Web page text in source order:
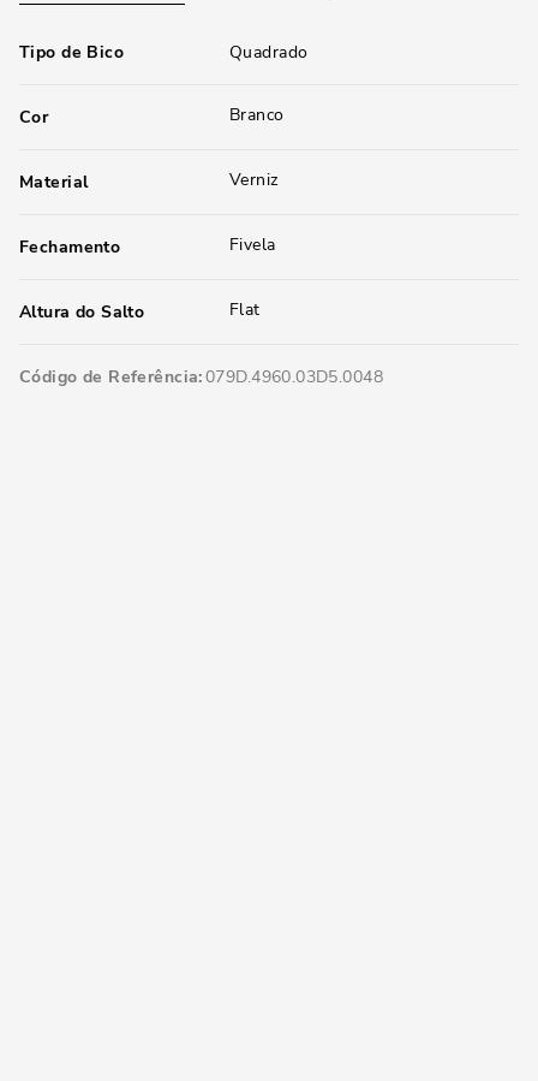
Tipo de Bico Quadrado
Cor Branco
Material Verniz
Fechamento Fivela
Altura do Salto Flat
Código de Referência 079D.4960.03D5.0048